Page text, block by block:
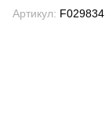
Артикул: F029834